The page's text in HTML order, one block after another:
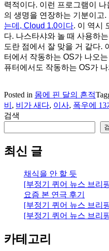
력적이다. 이런 프로그램이
의 생명을 연장하는 기분이고.
는데, Cloud 1.0이다. 이 역시
다. 나스타샤와 놀 때 사용하
도란 점에서 잘 맞을 거 같다.
터에서 작동하는 OS가 나오
퓨터에서도 작동하는 OS가
Posted in 몸에 핀 달의 흔적
비 , 비가 새다, 이사, 폭우집
사,
에 13
검색
최신 글
채식을 안 할 듯
[부정기 퀴어 뉴스 브리
요즘 본 연극 후기
[부정기 퀴어 뉴스 브리
[부정기 퀴어 뉴스 브리
카테고리